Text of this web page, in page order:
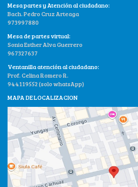
Mesa partes y Atención al ciudadano:
Bach. Pedro Cruz Arteaga
973997880
Mesa de partes virtual:
Sonia Esther Alva Guerrero
967327637
Ventanilla atención al ciudadano:
Prof. Celina Romero R.
944119552 (solo whatsApp)
MAPA DE LOCALIZACION